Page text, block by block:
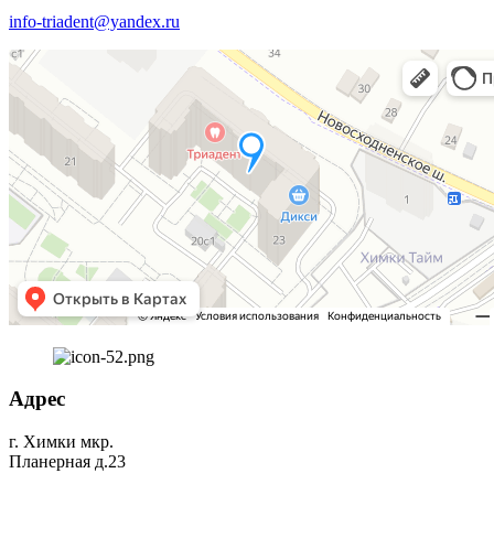
info-triadent@yandex.ru
Адрес
г. Химки мкр.
Планерная д.23